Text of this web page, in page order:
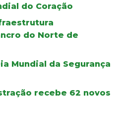
do Coração
do Norte de
Mundial da Segurança
recebe 62 novos